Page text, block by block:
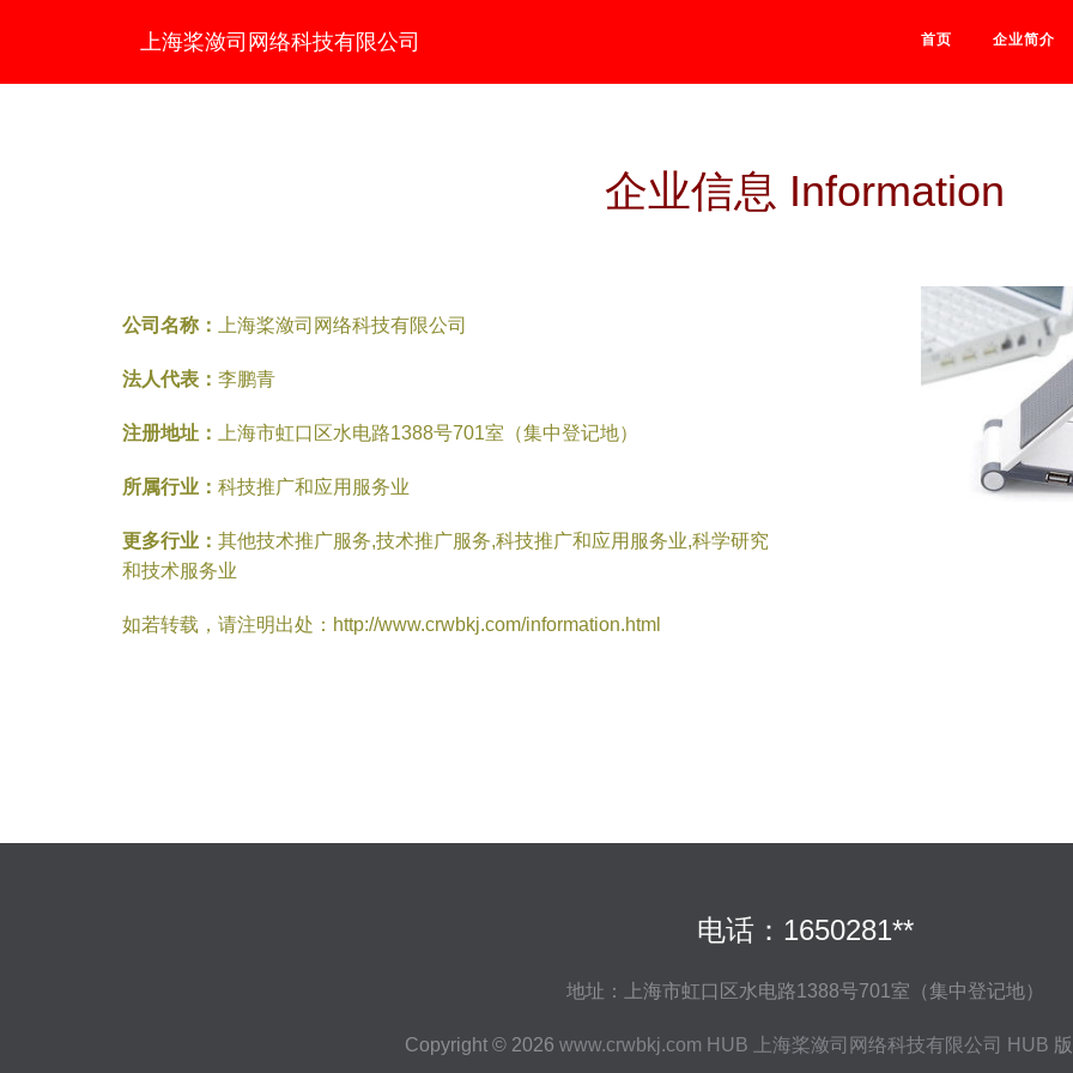
上海桨潋司网络科技有限公司 首页 企业简介
企业信息 Information
公司名称： 上海桨潋司网络科技有限公司
法人代表： 李鹏青
注册地址： 上海市虹口区水电路1388号701室（集中登记地）
所属行业： 科技推广和应用服务业
更多行业： 其他技术推广服务,技术推广服务,科技推广和应用服务业,科学研究
和技术服务业
如若转载，请注明出处：http://www.crwbkj.com/information.html
电话：1650281**
地址：上海市虹口区水电路1388号701室（集中登记地）
Copyright © 2026 www.crwbkj.com HUB 上海桨潋司网络科技有限公司 HUB